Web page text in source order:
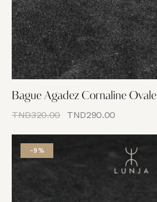
Bague Agadez Cornaline Ovale
TND320.00 TND290.00
-9%